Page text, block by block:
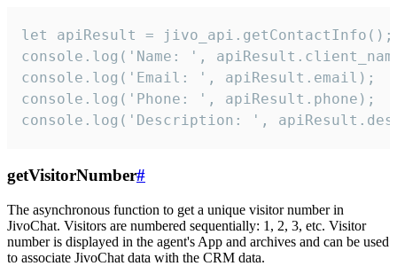
let apiResult = jivo_api.getContactInfo();
console.log('Name: ',
console.log('Email: ', apiResult.email);
console.log('Phone: ', apiResult.phone);
console.log('Description: ',
getVisitorNumber#
The asynchronous function to get a unique visitor number in
JivoChat. Visitors are numbered sequentially: 1, 2, 3, etc. Visitor
number is displayed in the agent's App and archives and can be used
to associate JivoChat data with the CRM data.